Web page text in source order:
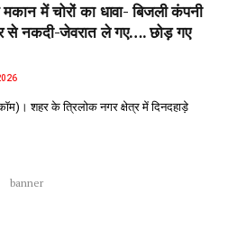
में चोरों का धावा- बिजली कंपनी
से नकदी-जेवरात ले गए…. छोड़ गए
शहर के त्रिलोक नगर क्षेत्र में दिनदहाड़े
banner